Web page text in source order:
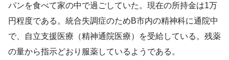
パンを食べて家の中で過ごしていた。現在の所持金は1万
円程度である。統合失調症のためB市内の精神科に通院中
で、自立支援医療（精神通院医療）を受給している。残薬
の量から指示どおり服薬しているようである。